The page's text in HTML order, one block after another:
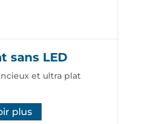
sans LED
et ultra plat
plus